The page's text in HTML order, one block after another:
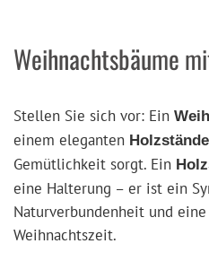
Weihnachtsbäume
Stellen Sie sich vor: Ein
einem eleganten
Gemütlichkeit sorgt. Ein
eine Halterung – er ist ein
Naturverbundenheit und
Weihnachtszeit.